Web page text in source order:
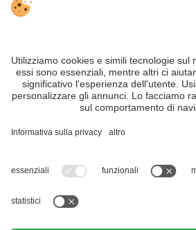
INFO: località turistica di Villabassa
possono verificare errori. Non garantiamo la
Per motivi di sicurezza, si prega di verificare